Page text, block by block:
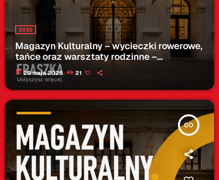
2026
Magazyn Kulturalny – wycieczki rowerowe,
tańce oraz warsztaty rodzinne –
28.05.2026
today 29 maja 2026 21
insert_link